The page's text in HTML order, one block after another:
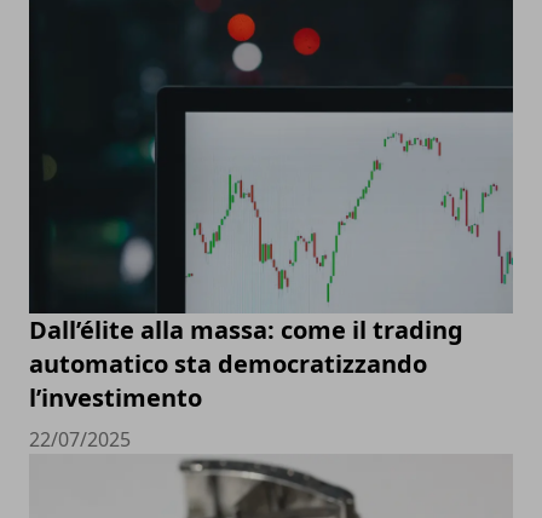
Dall’élite alla massa: come il trading
automatico sta democratizzando
l’investimento
22/07/2025